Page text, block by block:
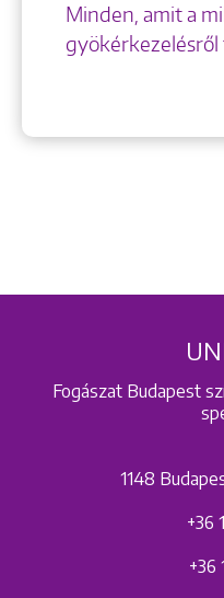
Minden, amit a
Fogászat Budapest
1148
+36
+36